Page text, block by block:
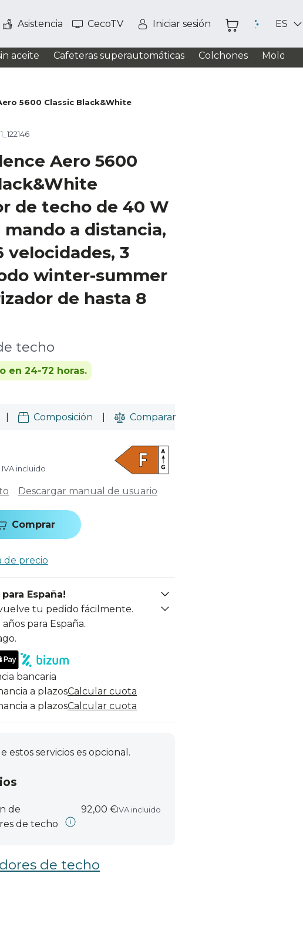
Asistencia CecoTV Iniciar sesión ES
aceite Cafeteras superautomáticas Colchones
5600 Classic Black&White
Aero 5600
de techo de 40 W
mando a distancia,
velocidades, 3
winter-summer
de hasta 8
techo
en 24-72 horas.
Composición Comparar
IVA incluido
Descargar manual de usuario
Comprar
de precio
España!
tu pedido fácilmente.
para España.
bancaria
a plazosCalcular cuota
a plazosCalcular cuota
estos servicios es opcional.
de
de techo
92,00 €IVA incluido
de techo